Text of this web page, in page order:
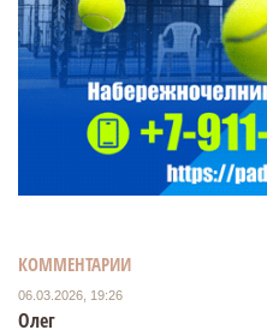
КОММЕНТАРИИ
06.03.2026, 19:26
Олег